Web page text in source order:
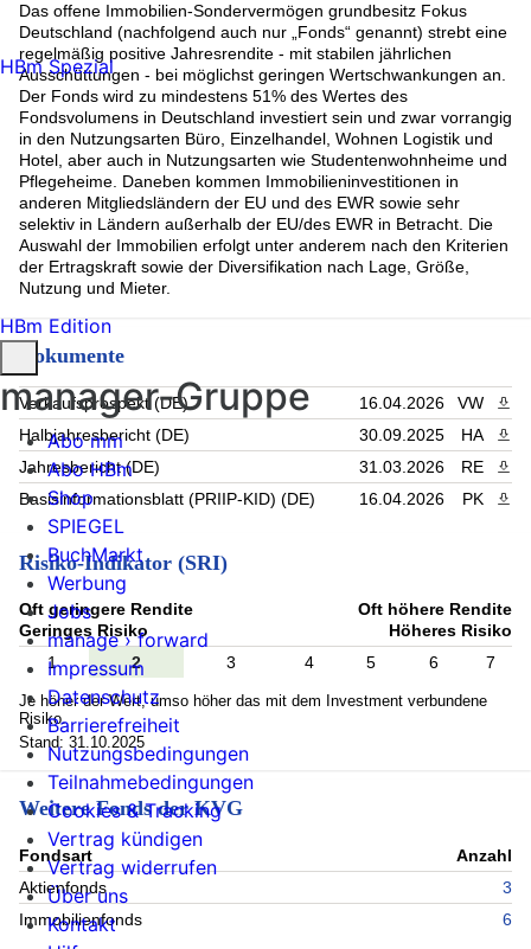
Das offene Immobilien-Sondervermögen grundbesitz Fokus
Deutschland (nachfolgend auch nur „Fonds“ genannt) strebt eine
regelmäßig positive Jahresrendite - mit stabilen jährlichen
Ausschüttungen - bei möglichst geringen Wertschwankungen an.
Der Fonds wird zu mindestens 51% des Wertes des
Fondsvolumens in Deutschland investiert sein und zwar vorrangig
in den Nutzungsarten Büro, Einzelhandel, Wohnen Logistik und
Hotel, aber auch in Nutzungsarten wie Studentenwohnheime und
Pflegeheime. Daneben kommen Immobilieninvestitionen in
anderen Mitgliedsländern der EU und des EWR sowie sehr
selektiv in Ländern außerhalb der EU/des EWR in Betracht. Die
Auswahl der Immobilien erfolgt unter anderem nach den Kriterien
der Ertragskraft sowie der Diversifikation nach Lage, Größe,
Nutzung und Mieter.
Dokumente
Verkaufsprospekt (DE) 16.04.2026 VW
Halbjahresbericht (DE)
30.09.2025 HA
Jahresbericht (DE)
31.03.2026 RE
Basisinformationsblatt (PRIIP-KID) (DE)
16.04.2026 PK
Risiko-Indikator (SRI)
Oft geringere Rendite
Geringes Risiko
Oft höhere Rendite
Höheres Risiko
1
2 3 4 5 6 7
Je höher der Wert, umso höher das mit dem Investment verbundene
Risiko.
Stand: 31.10.2025
Weitere Fonds der KVG
Fondsart
Anzahl
Aktienfonds
3
Immobilienfonds
6
HBm Spezial
HBm Edition
manager-Gruppe
Abo mm
Abo HBm
Shop
SPIEGEL
BuchMarkt
Werbung
Jobs
manage › forward
Impressum
Datenschutz
Barrierefreiheit
Nutzungsbedingungen
Teilnahmebedingungen
Cookies & Tracking
Vertrag kündigen
Vertrag widerrufen
Über uns
Kontakt